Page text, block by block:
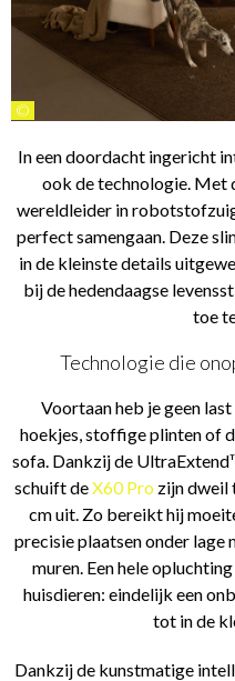
©
In een doordacht ingericht
ook de technologie. Met
wereldleider in
perfect samengaan. Deze
in de kleinste details
bij de hedendaagse
toe
Technologie die
Voortaan heb je geen
hoekjes, stoffige plinten of
sofa. Dankzij de
schuift deX60 Pro zijn dweil
cm uit. Zo bereikt hij
precisie plaatsen onder lage
muren. Een hele
huisdieren: eindelijk een
tot in de
Dankzij de kunstmatige